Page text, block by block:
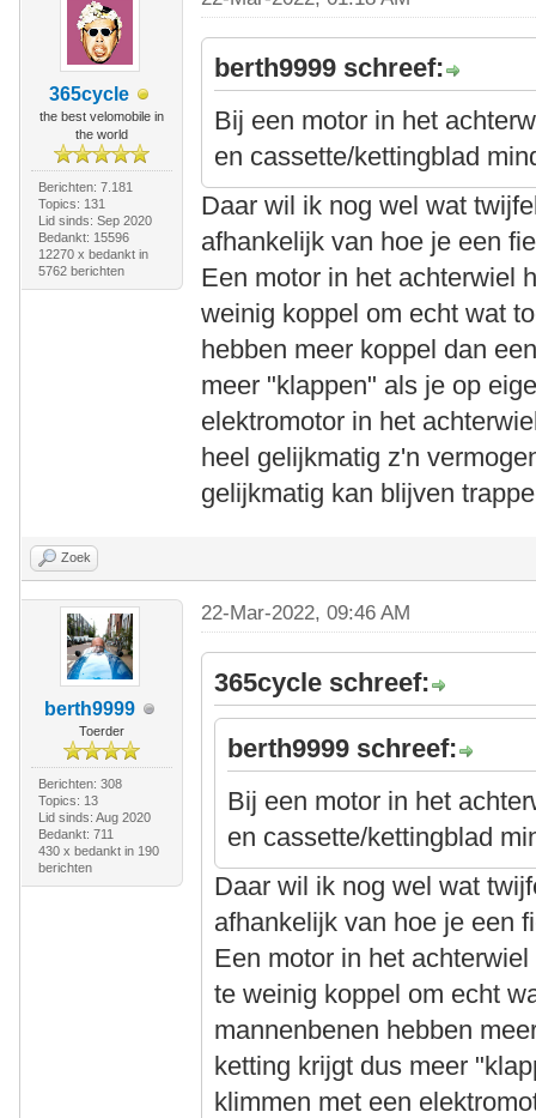
365cycle
the best velomobile in
the world
Berichten: 7.181
Topics: 131
Lid sinds: Sep 2020
Bedankt: 15596
12270 x bedankt in
5762 berichten
berth9999 schreef:
Bij een motor in het
en cassette/kettingblad
Daar wil ik nog wel wat
afhankelijk van hoe je een
Een motor in het achterwiel
weinig koppel om echt wat
hebben meer koppel dan
meer "klappen" als je op
elektromotor in het
heel gelijkmatig z'n
gelijkmatig kan blijven
Zoek
berth9999
Toerder
Berichten: 308
Topics: 13
Lid sinds: Aug 2020
Bedankt: 711
430 x bedankt in 190
berichten
22-Mar-2022, 09:46 AM
365cycle schreef:
berth9999 schreef:
Bij een motor in het
en cassette/kettingblad
Daar wil ik nog wel wat
afhankelijk van hoe je een
Een motor in het
te weinig koppel om echt
mannenbenen hebben
ketting krijgt dus meer
klimmen met een